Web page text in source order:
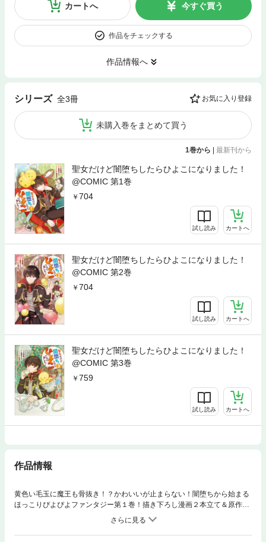
カートへ 今すぐ買う
作品をチェックする
作品情報へ
シリーズ 全3冊 お気に入り登録
未購入巻をまとめて買う
1巻から | 最新刊から
聖女だけど闇堕ちしたらひよこになりました！
@COMIC 第1巻
704
試し読み カートへ
聖女だけど闇堕ちしたらひよこになりました！
@COMIC 第2巻
704
試し読み カートへ
聖女だけど闇堕ちしたらひよこになりました！
@COMIC 第3巻
759
試し読み カートへ
作品情報
黄色い毛玉に魔王も骨抜き！？かわいいが止まらない！闇堕ちから始まる
ほっこりぴよぴよファンタジー第１巻！描き下ろし漫画２本立て＆原作
者・雪野ゆきの先生による書き下ろし小説を豪華Ｗ収録！原作小説第２巻
も同日発売！【あらすじ】仲間の勇者に裏切られ、死にかけた聖女が次に
目を覚ますと――「……ぴよ？」小さな黄色いひよこになっていた！聖女